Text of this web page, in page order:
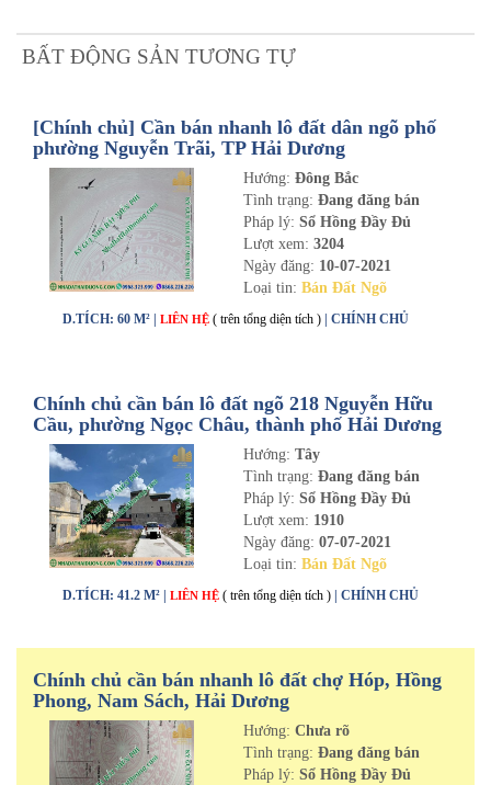
BẤT ĐỘNG SẢN TƯƠNG TỰ
[Chính chủ] Cần bán nhanh lô đất dân ngõ phố
phường Nguyễn Trãi, TP Hải Dương
Hướng: Đông Bắc
Tình trạng: Đang đăng bán
Pháp lý: Sổ Hồng Đầy Đủ
Lượt xem: 3204
Ngày đăng: 10-07-2021
Loại tin: Bán Đất Ngõ
D.TÍCH: 60 M² | LIÊN HỆ ( trên tổng diện tích ) | CHÍNH CHỦ
Chính chủ cần bán lô đất ngõ 218 Nguyễn Hữu
Cầu, phường Ngọc Châu, thành phố Hải Dương
Hướng: Tây
Tình trạng: Đang đăng bán
Pháp lý: Sổ Hồng Đầy Đủ
Lượt xem: 1910
Ngày đăng: 07-07-2021
Loại tin: Bán Đất Ngõ
D.TÍCH: 41.2 M² | LIÊN HỆ ( trên tổng diện tích ) | CHÍNH CHỦ
Chính chủ cần bán nhanh lô đất chợ Hóp, Hồng
Phong, Nam Sách, Hải Dương
Hướng: Chưa rõ
Tình trạng: Đang đăng bán
Pháp lý: Sổ Hồng Đầy Đủ